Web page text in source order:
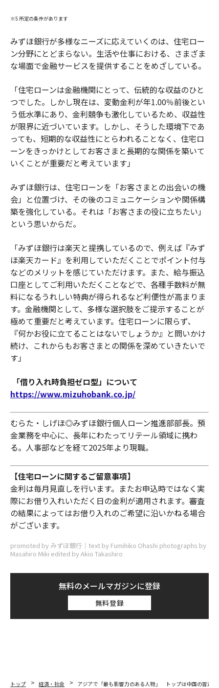
※5 所定の条件があります
みずほ銀行が多様なニーズに応えていくのは、住宅ロー
ン分野にとどまらない。生活や仕事における、さまざま
な場面で金融サービスを提供することをめざしている。
「住宅ローンは金融機関にとって、伝統的な収益のひと
つでした。しかし現在は、変動金利が年1.00％前後とい
う低水準にあり、金利競争も激化しているため、収益性
が限界に近づいています。しかし、そうした環境下であ
っても、短期的な収益性にとらわれることなく、住宅ロ
ーンをきっかけとしてお客さまと長期的な関係を築いて
いくことが重要だと考えています」
みずほ銀行は、住宅ローンを「お客さまとの出会いの機
会」と位置づけ、その後のコミュニケーションや関係構
築を強化している。それは「お客さまの役に立ちたい」
という思いからだ。
「みずほ銀行は楽天と提携しているので、例えば『みず
ほ楽天カード』を利用していただくことでポイント付与
などのメリットを感じていただけます。また、給与振込
口座としてご利用いただくことなどで、各種手数料が無
料になるうれしい特典が得られるなど利便性が高まりま
す。金融機関として、多様な選択肢をご提示することが
極めて重要だと考えています。住宅ローンに限らず、
『何かお役に立てることはないでしょうか』と問いかけ
続け、これからもお客さまとの関係を深めていきたいで
す」
「借り入れ時負担ゼロ型」について
https://www.mizuhobank.co.jp/
むらた・しげほ◎みずほ銀行個人ローン推進部部長。預
金業務を中心に、長年にわたってリテール領域に携わ
る。人事部などを経て2025年より現職。
【住宅ローンに関するご留意事項】
金利は毎月見直しを行います。またお申込時ではなく実
際にお借り入れいただく日の金利が適用されます。審査
の結果によってはお借り入れのご希望に沿いかねる場合
がございます。
promoted by みずほ銀行｜text by Fumihiko Ohashi photographs by
Masahiro Miki edited by Akio Takashiro
無料のメールマガジンに登録
無料登録
トップ 経済・社会 アジアで「最も影響力のある人物」 トップは中国の習近平